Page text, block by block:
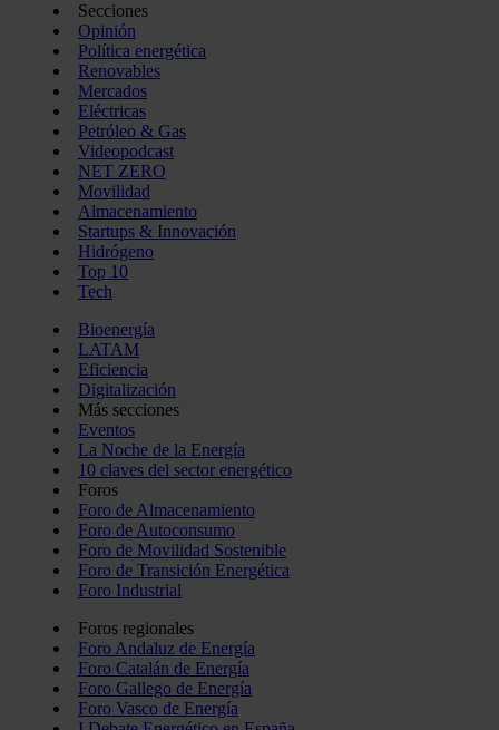
Secciones
Opinión
Política energética
Renovables
Mercados
Eléctricas
Petróleo & Gas
Videopodcast
NET ZERO
Movilidad
Almacenamiento
Startups & Innovación
Hidrógeno
Top 10
Tech
Bioenergía
LATAM
Eficiencia
Digitalización
Más secciones
Eventos
La Noche de la Energía
10 claves del sector energético
Foros
Foro de Almacenamiento
Foro de Autoconsumo
Foro de Movilidad Sostenible
Foro de Transición Energética
Foro Industrial
Foros regionales
Foro Andaluz de Energía
Foro Catalán de Energía
Foro Gallego de Energía
Foro Vasco de Energía